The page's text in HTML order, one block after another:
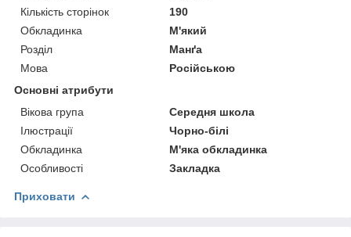
Кількість сторінок
190
Обкладинка
М'який
Розділ
Манґа
Мова
Російською
Основні атрибути
Вікова група
Середня школа
Ілюстрації
Чорно-білі
Обкладинка
М'яка обкладинка
Особливості
Закладка
Приховати